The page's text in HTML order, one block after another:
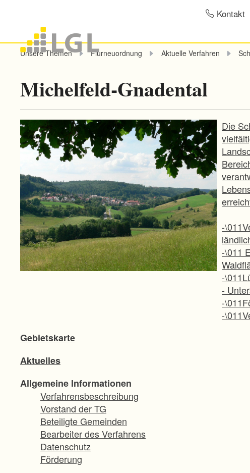
Kontakt
Unsere Themen Flurneuordnung Aktuelle Verfahren
Michelfeld-Gnadental
Die
-
-\011
-
-
-
-
Gebietskarte
Aktuelles
Allgemeine Informationen
Verfahrensbeschreibung
Vorstand der TG
Beteiligte Gemeinden
Bearbeiter des Verfahrens
Datenschutz
Förderung